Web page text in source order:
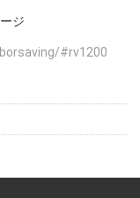
ジ
#rv1200